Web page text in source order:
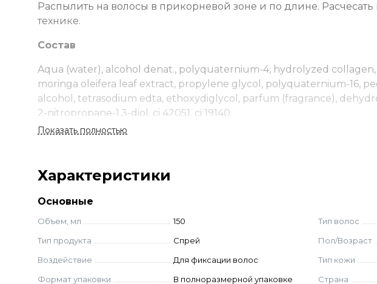
Распылить на волосы в прикорневой зоне и по длине.
технике.
Состав
Aqua (water), alcohol denat., polyquaternium-4, hydrolyzed
moringa oleifera leaf extract, propylene glycol, polyquaternium-16,
alcohol, tetrasodium edta, ethoxydiglycol, parfum (fragrance),
2-nitropropane-1,3-diol, ci 42051, ci 19140.
Показать полностью
Характеристики
Основные
Объем, мл
150
Тип продукта
Спрей
Воздействие
Для фиксации волос
Формат упаковки
В полноразмерной упаковке
Тип волос
Пол/Возраст
Тип кожи
Страна